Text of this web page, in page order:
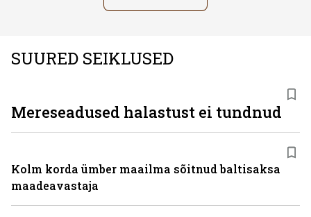
SUURED SEIKLUSED
Mereseadused halastust ei tundnud
Kolm korda ümber maailma sõitnud baltisaksa
maadeavastaja